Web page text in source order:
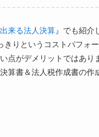
来る法人決算 』でも紹介
きりというコストパフォ
点がデメリットではあ
算書＆法人税作成書の